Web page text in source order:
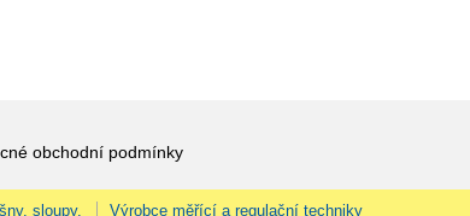
obchodní podmínky
sloupy. Výrobce měřící a regulační techniky